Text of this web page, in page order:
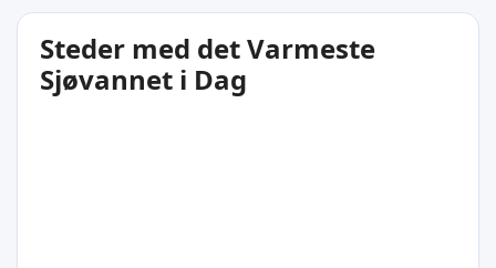
Steder med det Varmeste
Sjøvannet i Dag